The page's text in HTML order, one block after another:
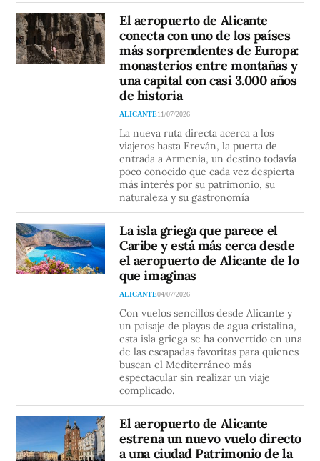
El aeropuerto de Alicante
conecta con uno de los países
más sorprendentes de Europa:
monasterios entre montañas y
una capital con casi 3.000 años
de historia
ALICANTE11/07/2026
La nueva ruta directa acerca a los
viajeros hasta Ereván, la puerta de
entrada a Armenia, un destino todavía
poco conocido que cada vez despierta
más interés por su patrimonio, su
naturaleza y su gastronomía
La isla griega que parece el
Caribe y está más cerca desde
el aeropuerto de Alicante de lo
que imaginas
ALICANTE04/07/2026
Con vuelos sencillos desde Alicante y
un paisaje de playas de agua cristalina,
esta isla griega se ha convertido en una
de las escapadas favoritas para quienes
buscan el Mediterráneo más
espectacular sin realizar un viaje
complicado.
El aeropuerto de Alicante
estrena un nuevo vuelo directo
a una ciudad Patrimonio de la